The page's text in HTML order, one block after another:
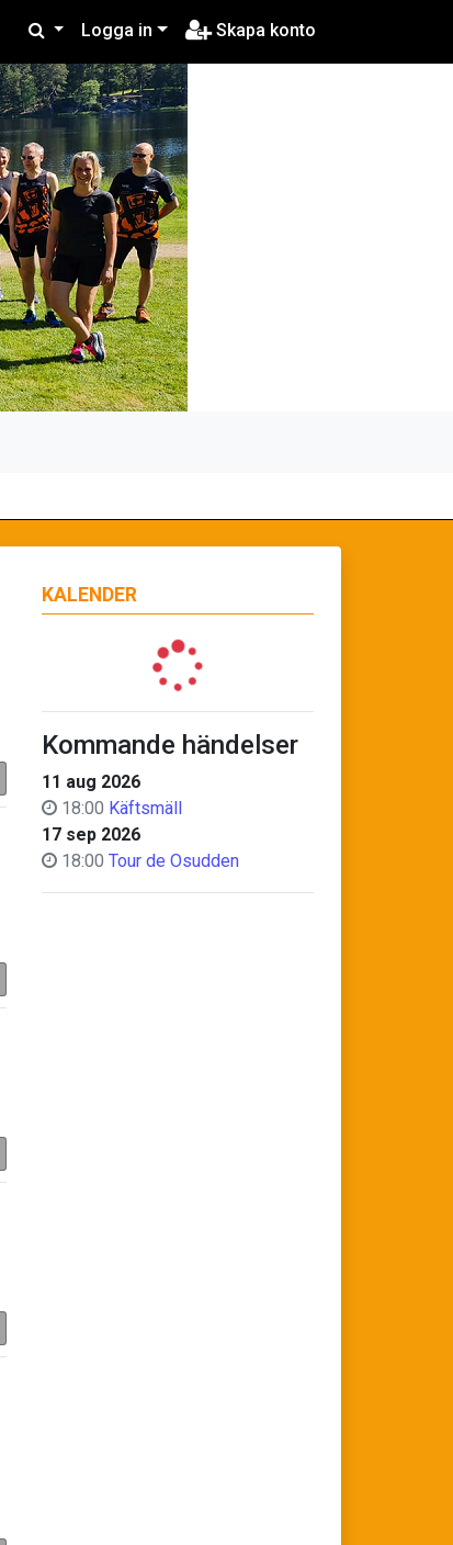
Logga in Skapa konto
KALENDER
Kommande händelser
11 aug 2026
18:00 Käftsmäll
17 sep 2026
18:00 Tour de Osudden